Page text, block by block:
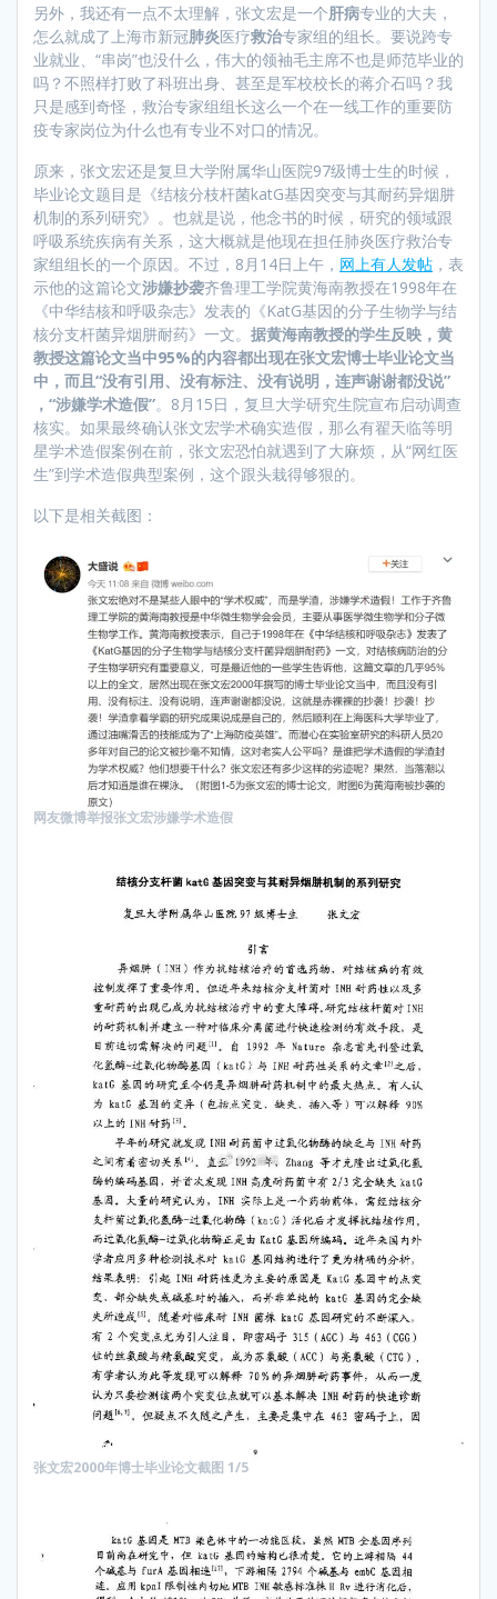
另外，我还有一点不太理解，张文宏是一个肝病专业的大夫，
怎么就成了上海市新冠肺炎医疗救治专家组的组长。要说跨专
业就业、“串岗”也没什么，伟大的领袖毛主席不也是师范毕业的
吗？不照样打败了科班出身、甚至是军校校长的蒋介石吗？我
只是感到奇怪，救治专家组组长这么一个在一线工作的重要防
疫专家岗位为什么也有专业不对口的情况。
原来，张文宏还是复旦大学附属华山医院97级博士生的时候，
毕业论文题目是《结核分枝杆菌katG基因突变与其耐药异烟肼
机制的系列研究》。也就是说，他念书的时候，研究的领域跟
呼吸系统疾病有关系，这大概就是他现在担任肺炎医疗救治专
家组组长的一个原因。不过，8月14日上午， 网上有人发帖 ，表
示他的这篇论文涉嫌抄袭齐鲁理工学院黄海南教授在1998年在
《中华结核和呼吸杂志》发表的《KatG基因的分子生物学与结
核分支杆菌异烟肼耐药》一文。 据黄海南教授的学生反映，黄
教授这篇论文当中95%的内容都出现在张文宏博士毕业论文当
中，而且“没有引用、没有标注、没有说明，连声谢谢都没说”
，“涉嫌学术造假”。8月15日，复旦大学研究生院宣布启动调查
核实。如果最终确认张文宏学术确实造假，那么有翟天临等明
星学术造假案例在前，张文宏恐怕就遇到了大麻烦，从“网红医
生”到学术造假典型案例，这个跟头栽得够狠的。
以下是相关截图：
网友微博举报张文宏涉嫌学术造假
张文宏2000年博士毕业论文截图 1/5